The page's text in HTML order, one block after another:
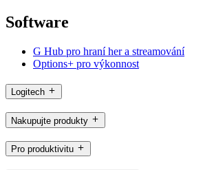
Software
G Hub pro hraní her a streamování
Options+ pro výkonnost
Logitech
Nakupujte produkty
Pro produktivitu